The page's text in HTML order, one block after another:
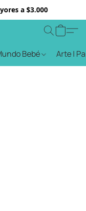
a $3.000
Bebé Arte |